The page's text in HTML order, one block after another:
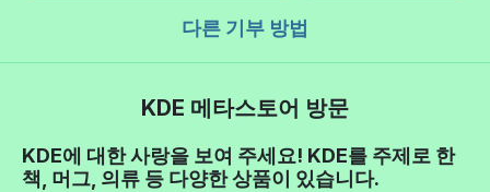
다른 기부 방법
KDE 메타스토어 방문
KDE에 대한 사랑을 보여 주세요! KDE를 주제로 한
책, 머그, 의류 등 다양한 상품이 있습니다.